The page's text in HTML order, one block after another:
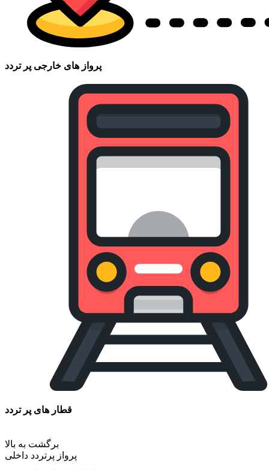
پرواز های خارجی پر تردد
قطار های پر تردد
پرواز پرتردد داخلی